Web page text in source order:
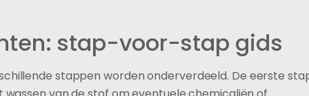
reacties plaatsvinden. Het is ook belangrijk om